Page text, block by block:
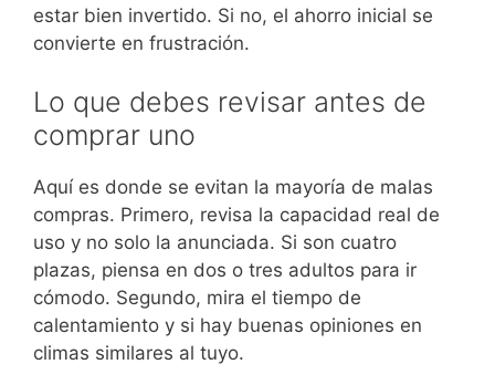
estar bien invertido. Si no, el ahorro inicial se
convierte en frustración.
Lo que debes revisar antes de
comprar uno
Aquí es donde se evitan la mayoría de malas
compras. Primero, revisa la capacidad real de
uso y no solo la anunciada. Si son cuatro
plazas, piensa en dos o tres adultos para ir
cómodo. Segundo, mira el tiempo de
calentamiento y si hay buenas opiniones en
climas similares al tuyo.